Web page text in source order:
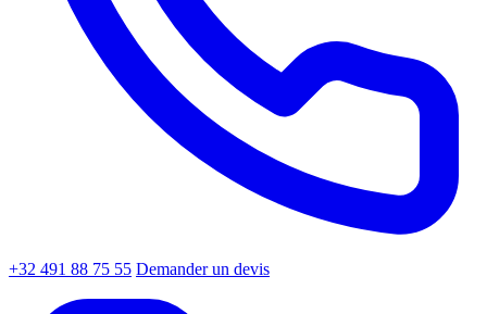
+32 491 88 75 55 Demander un devis